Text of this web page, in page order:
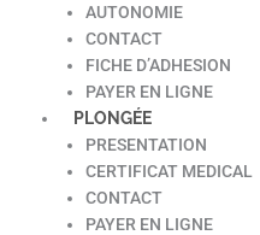
AUTONOMIE
CONTACT
FICHE D’ADHESION
PAYER EN LIGNE
PLONGÉE
PRESENTATION
CERTIFICAT MEDICAL
CONTACT
PAYER EN LIGNE